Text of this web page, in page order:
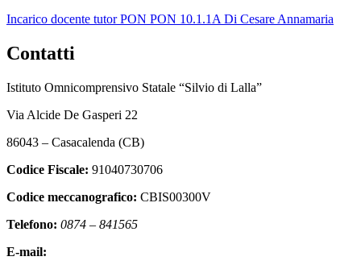
Incarico docente tutor PON PON 10.1.1A Di Cesare Annamaria
Contatti
Istituto Omnicomprensivo Statale “Silvio di Lalla”
Via Alcide De Gasperi 22
86043 – Casacalenda (CB)
Codice Fiscale: 91040730706
Codice meccanografico: CBIS00300V
Telefono: 0874 – 841565
E-mail: